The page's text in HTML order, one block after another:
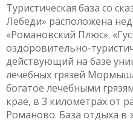
Туристическая база со
Лебеди» расположена
«Романовский Плюс».
оздоровительно-
действующий на базе
лечебных грязей
богатое лечебными
крае, в 3 километрах от
Романово. База отдыха в